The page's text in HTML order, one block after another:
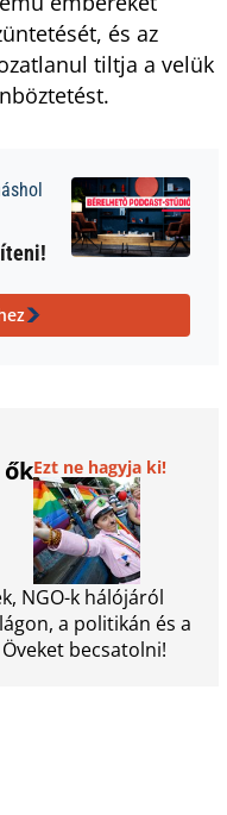
és az
tiltja a velük
Ezt ne hagyja ki!
NGO-k hálójáról
a politikán és a
becsatolni!